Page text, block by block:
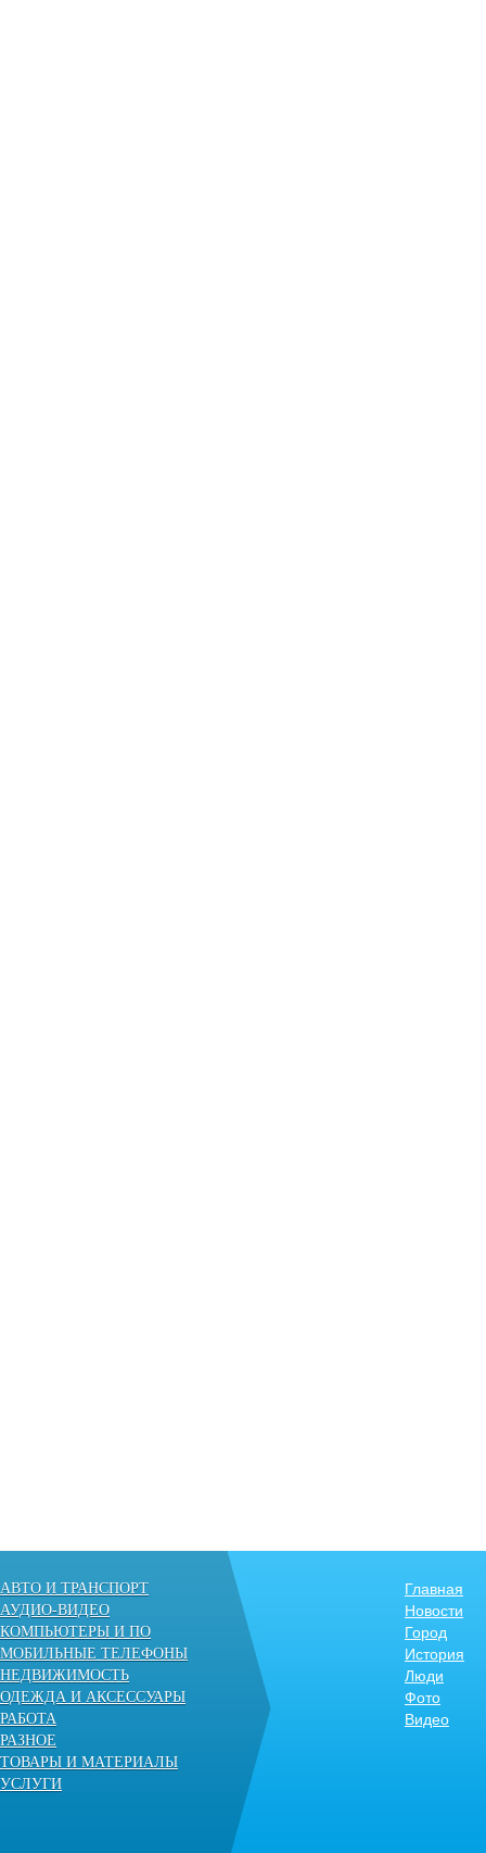
АВТО И ТРАНСПОРТ
АУДИО-ВИДЕО
КОМПЬЮТЕРЫ И ПО
МОБИЛЬНЫЕ ТЕЛЕФОНЫ
НЕДВИЖИМОСТЬ
ОДЕЖДА И АКСЕССУАРЫ
РАБОТА
РАЗНОЕ
ТОВАРЫ И МАТЕРИАЛЫ
УСЛУГИ
Главная
Новости
Город
История
Люди
Фото
Видео